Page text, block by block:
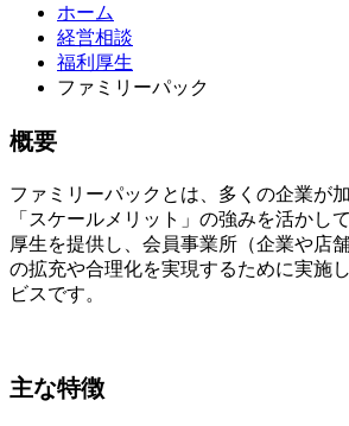
ホーム
経営相談
福利厚生
ファミリーパック
概要
ファミリーパックとは、多くの企業が
「スケールメリット」の強みを活かし
厚生を提供し、会員事業所（企業や店
の拡充や合理化を実現するために実施
ビスです。
主な特徴